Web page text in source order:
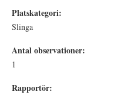
Platskategori:
Slinga
Antal observationer:
1
Rapportör: